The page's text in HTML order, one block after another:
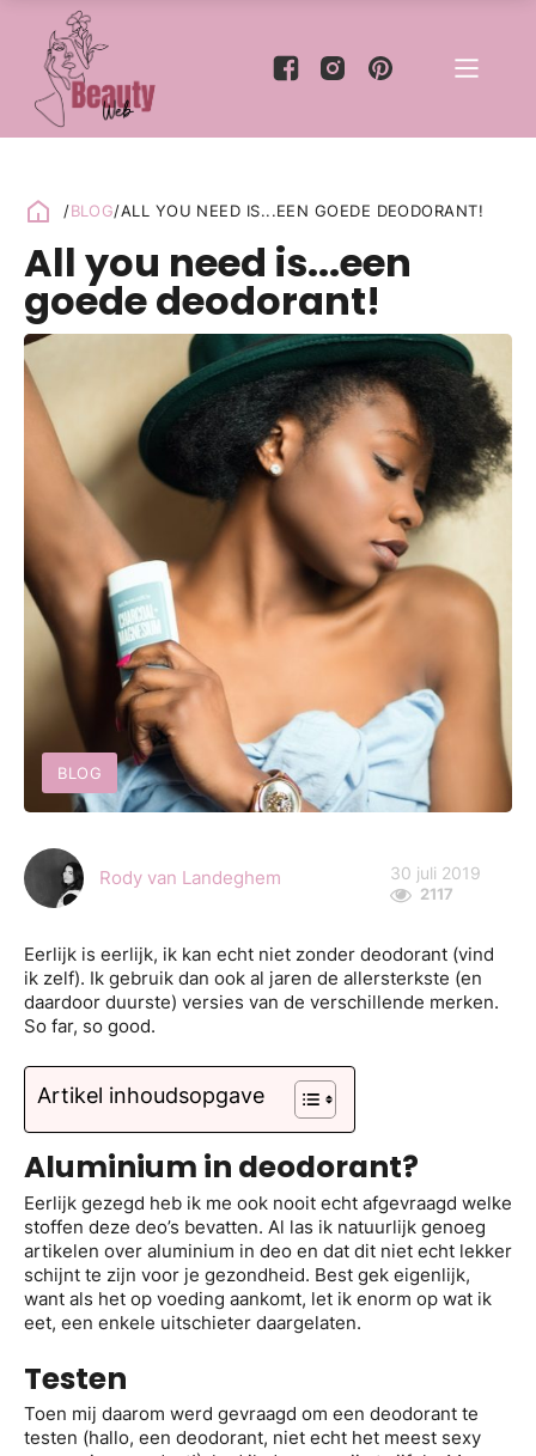
/BLOG/ALL YOU NEED IS...EEN GOEDE DEODORANT!
All you need is...een
goede deodorant!
BLOG
Rody van Landeghem 30 juli 2019
2117
Eerlijk is eerlijk, ik kan echt niet zonder deodorant (vind
ik zelf). Ik gebruik dan ook al jaren de allersterkste (en
daardoor duurste) versies van de verschillende merken.
So far, so good.
Artikel inhoudsopgave
Aluminium in deodorant?
Eerlijk gezegd heb ik me ook nooit echt afgevraagd welke
stoffen deze deo’s bevatten. Al las ik natuurlijk genoeg
artikelen over aluminium in deo en dat dit niet echt lekker
schijnt te zijn voor je gezondheid. Best gek eigenlijk,
want als het op voeding aankomt, let ik enorm op wat ik
eet, een enkele uitschieter daargelaten.
Testen
Toen mij daarom werd gevraagd om een deodorant te
testen (hallo, een deodorant, niet echt het meest sexy